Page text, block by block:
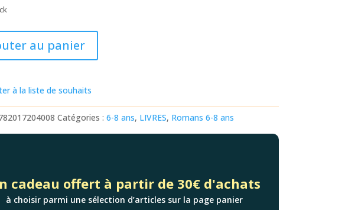
au panier
à la liste de souhaits
Catégories :6-8 ans, LIVRES, Romans 6-8 ans
cadeau offert à partir de 30€ d'achats
à choisir parmi une sélection d’articles sur la page panier